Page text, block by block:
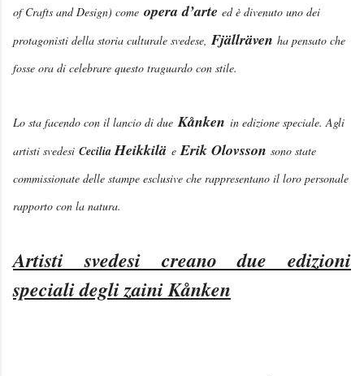
of Crafts and Design) come opera d’arte ed è divenuto uno dei
protagonisti della storia culturale svedese,Fjällräven ha pensato che
fosse ora di celebrare questo traguardo con stile.
Lo sta facendo con il lancio di due Kånken in edizione speciale. Agli
artisti svedesi CeciliaHeikkilä eErik Olovsson sono state
commissionate delle stampe esclusive che rappresentano il loro personale
rapporto con la natura.
Artisti svedesi creano due edizioni
speciali degli zaini Kånken